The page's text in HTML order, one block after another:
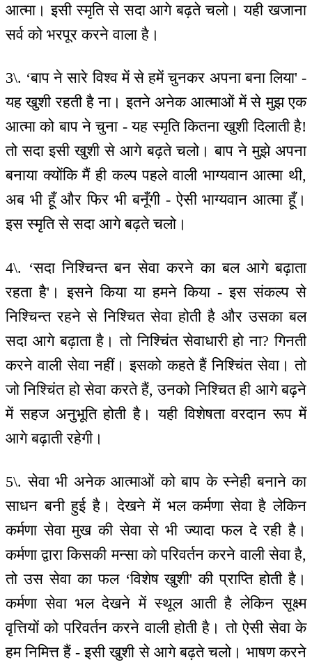
आत्मा। इसी स्मृति से सदा आगे बढ़ते चलो। यही खजाना
सर्व को भरपूर करने वाला है।
3\. ‘बाप ने सारे विश्व में से हमें चुनकर अपना बना लिया' -
यह खुशी रहती है ना। इतने अनेक आत्माओं में से मुझ एक
आत्मा को बाप ने चुना - यह स्मृति कितना खुशी दिलाती है!
तो सदा इसी खुशी से आगे बढ़ते चलो। बाप ने मुझे अपना
बनाया क्योंकि मैं ही कल्प पहले वाली भाग्यवान आत्मा थी,
अब भी हूँ और फिर भी बनूँगी - ऐसी भाग्यवान आत्मा हूँ।
इस स्मृति से सदा आगे बढ़ते चलो।
4\. ‘सदा निश्चिन्त बन सेवा करने का बल आगे बढ़ाता
रहता है'। इसने किया या हमने किया - इस संकल्प से
निश्चिन्त रहने से निश्चित सेवा होती है और उसका बल
सदा आगे बढ़ाता है। तो निश्चिंत सेवाधारी हो ना? गिनती
करने वाली सेवा नहीं। इसको कहते हैं निश्चिंत सेवा। तो
जो निश्चिंत हो सेवा करते हैं, उनको निश्चित ही आगे बढ़ने
में सहज अनुभूति होती है। यही विशेषता वरदान रूप में
आगे बढ़ाती रहेगी।
5\. सेवा भी अनेक आत्माओं को बाप के स्नेही बनाने का
साधन बनी हुई है। देखने में भल कर्मणा सेवा है लेकिन
कर्मणा सेवा मुख की सेवा से भी ज्यादा फल दे रही है।
कर्मणा द्वारा किसकी मन्सा को परिवर्तन करने वाली सेवा है,
तो उस सेवा का फल ‘विशेष खुशी' की प्राप्ति होती है।
कर्मणा सेवा भल देखने में स्थूल आती है लेकिन सूक्ष्म
वृत्तियों को परिवर्तन करने वाली होती है। तो ऐसी सेवा के
हम निमित्त हैं - इसी खुशी से आगे बढ़ते चलो। भाषण करने